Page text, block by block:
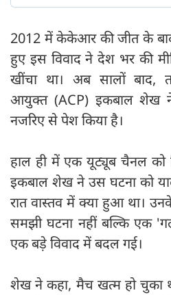
2012 में केकेआर की जीत के
हुए इस विवाद ने देश भर की
खींचा था। अब सालों बाद,
आयुक्त (ACP) इकबाल शेख
नजरिए से पेश किया है।
हाल ही में एक यूट्यूब चैनल को
इकबाल शेख ने उस घटना को
रात वास्तव में क्या हुआ था।
समझी घटना नहीं बल्कि एक
एक बड़े विवाद में बदल गई।
शेख ने कहा, मैच खत्म हो चुका